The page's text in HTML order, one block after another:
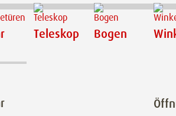
Teleskop Bogen